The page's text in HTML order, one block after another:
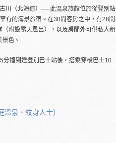
川（北海道）──此溫泉旅館位於從登別站
有的海景旅宿。在30間客房之中，有28間
附設露天風呂），以及房間外可供私人租
色。
分鐘到達登別巴士站後，搭乘穿梭巴士10
泉、紋身人士）